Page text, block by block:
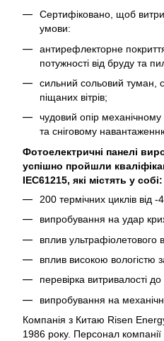
Сертифіковано, щоб
умови:
антирефлекторне
потужності від бруду та
сильний сольовий туман,
піщаних вітрів;
чудовий опір
та сніговому
Фотоелектричні панелі
успішно пройшли
IEC61215, які містять у собі:
200 термічних циклів від -
випробування на удар
вплив ультрафіолетового
вплив високою вологістю
перевірка витривалості
випробування на механічну
Компанія з Китаю Risen
1986 року. Персонал